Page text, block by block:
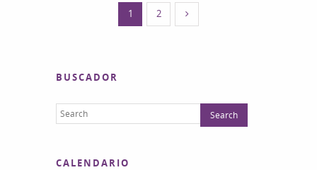
1 2
BUSCADOR
CALENDARIO